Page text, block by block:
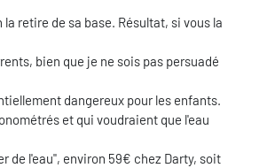
retire de sa base. Résultat, si vous la
bien que je ne sois pas persuadé
dangereux pour les enfants.
et qui voudraient que l'eau
de l'eau", environ 59€ chez Darty, soit